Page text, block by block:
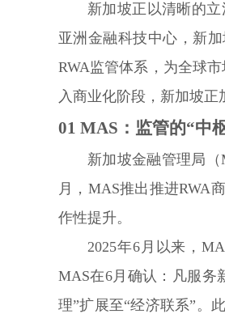
新加坡正以清晰的
亚洲金融科技中心，新
RWA监管体系，为全球
入商业化阶段，新加坡正
01 MAS：监管的“中
新加坡金融管理局
月，MAS推出推进RWA
作性提升。
2025年6月以来，
MAS在6月确认：凡服务
理”扩展至“经济联系”。